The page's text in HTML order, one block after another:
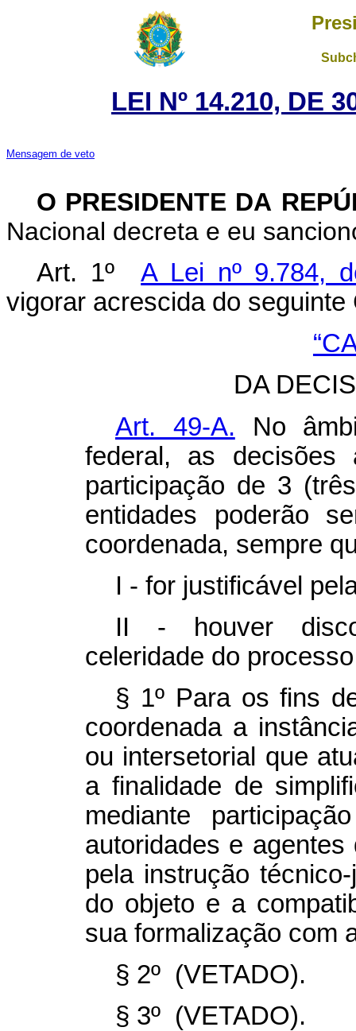
LEI Nº 14.210, DE
Mensagem de veto
O PRESIDENTE DA
Nacional decreta e eu
Art. 1ºA Lei nº 9.784,
vigorar acrescida do seguinte
DA
Art. 49-A. No
federal, as decisões
participação de 3
entidades poderão
coordenada, sempre
I - for justificável
II - houver
celeridade do
§ 1º Para os fins
coordenada a
ou intersetorial que
a finalidade de
mediante
autoridades e
pela instrução
do objeto e a
sua formalização com
§ 2º (VETADO).
§ 3º (VETADO).